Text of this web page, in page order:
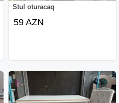
Stul oturacaq
59 AZN